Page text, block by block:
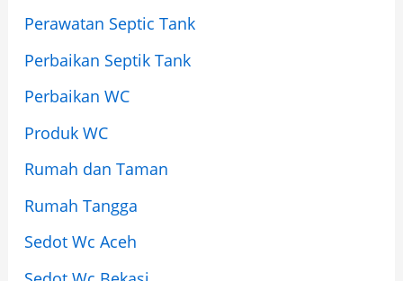
Perawatan Septic Tank
Perbaikan Septik Tank
Perbaikan WC
Produk WC
Rumah dan Taman
Rumah Tangga
Sedot Wc Aceh